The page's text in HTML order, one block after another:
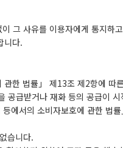
그 사유를 이용자에게 통지하
니다.
한 법률」 제13조 제2항에 따
공급받거나 재화 등의 공급이
에서의 소비자보호에 관한 법
습니다.